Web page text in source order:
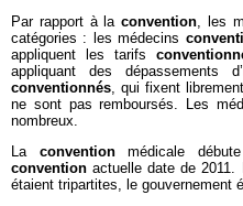
Par rapport à laconvention, les
catégories : les médecins
appliquent les tarifs
appliquant des dépassements
conventionnés, qui fixent
ne sont pas remboursés. Les
nombreux.
La conventionmédicale
convention actuelle date de
étaient tripartites, le gouvernement